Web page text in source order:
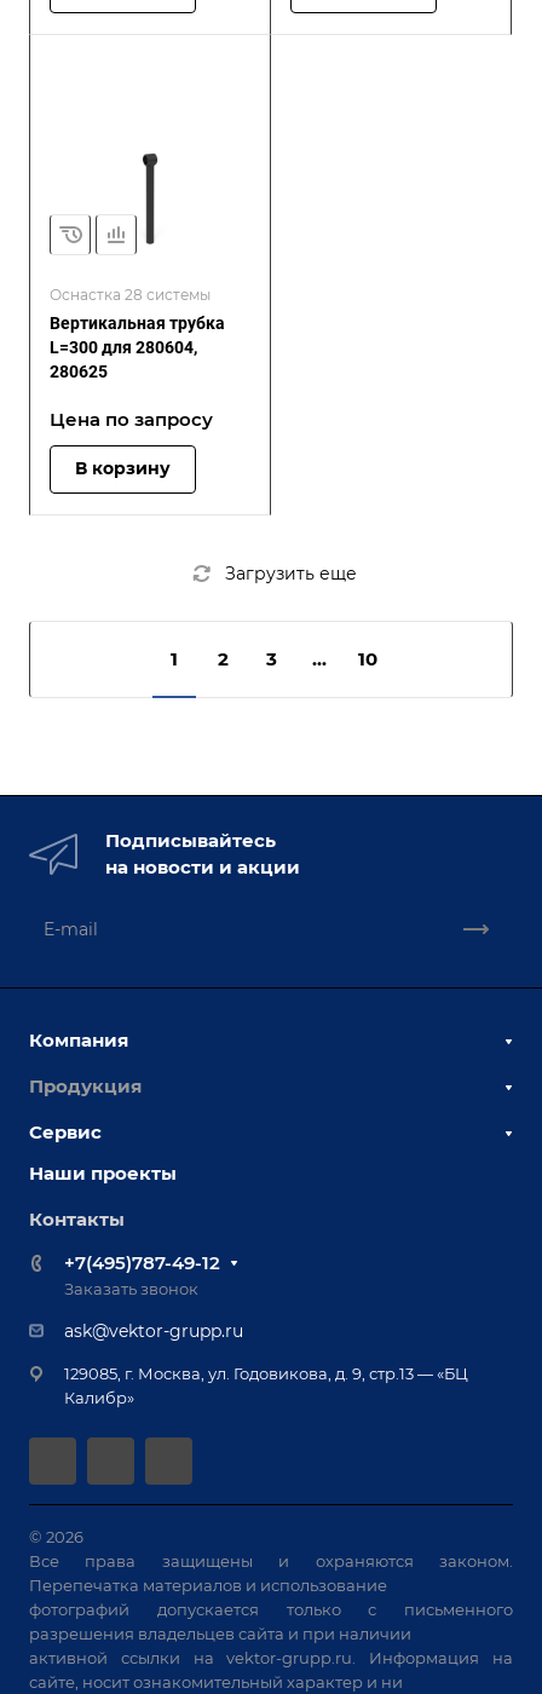
Оснастка 28 системы
Вертикальная трубка
L=300 для 280604,
280625
Цена по запросу
В корзину
Загрузить еще
1 2 3 ... 10
Подписывайтесь
на новости и акции
Компания
О компании
Выставки и мероприятия
Вопрос ответ
Реквизиты
Документы
Продукция
Сборочно-сварочные столы
Оснастка для сварочных столов
Оборудование для приварки крепежа
Приварной крепеж
Специализированные решения для сварки
Позиционеры и вращатели
Машины контактной сварки
Универсальные зажимы
Системы аспирации
Станки лазерной резки
Решения для учебных заведений
Сервис
Сервисное обслуживание
Обучение
Лизинг
Гарантия
автоматизации
Наши проекты
Контакты
+7(495)787-49-12
Заказать звонок
ask@vektor-grupp.ru
129085, г. Москва, ул. Годовикова, д. 9, стр.13 — «БЦ
Калибр»
© 2026
Все права защищены и охраняются законом.
Перепечатка материалов и использование
фотографий допускается только с письменного
разрешения владельцев сайта и при наличии
активной ссылки наvektor-grupp.ru . Информация на
сайте, носит ознакомительный характер и ни